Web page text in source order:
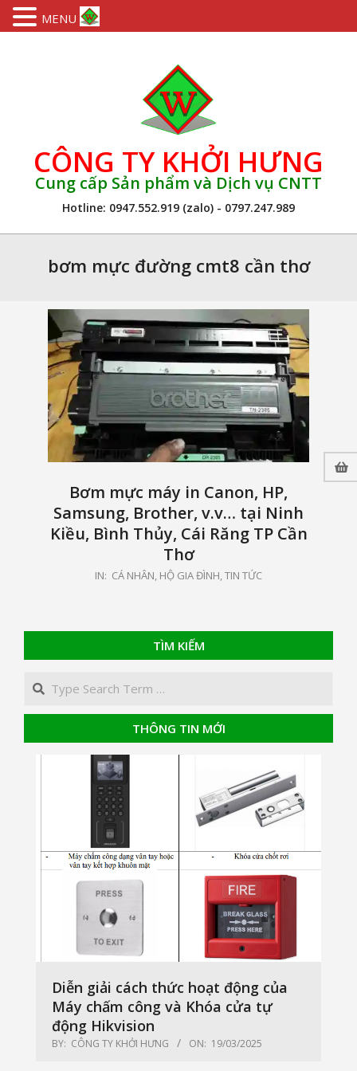
CÔNG TY KHỞI HƯNG
Cung cấp Sản phẩm và Dịch vụ CNTT
Hotline: 0947.552.919 (zalo) - 0797.247.989
Navigationbơm mực đường cmt8 cần thơ
Bơm mực máy in Canon, HP,
Samsung, Brother, v.v… tại Ninh
Kiều, Bình Thủy, Cái Răng TP Cần
Thơ
IN: CÁ NHÂN, HỘ GIA ĐÌNH,TIN TỨC
TÌM KIẾM
Search
THÔNG TIN MỚI
Diễn giải cách thức hoạt động của
Máy chấm công và Khóa cửa tự
động Hikvision
BY: CÔNG TY KHỞI HƯNG ON: 19/03/2025
MENU